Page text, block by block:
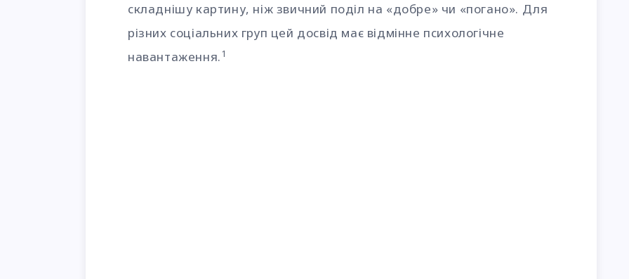
складнішу картину, ніж звичний поділ на «добре» чи «погано». Для
різних соціальних груп цей досвід має відмінне психологічне
навантаження. 1